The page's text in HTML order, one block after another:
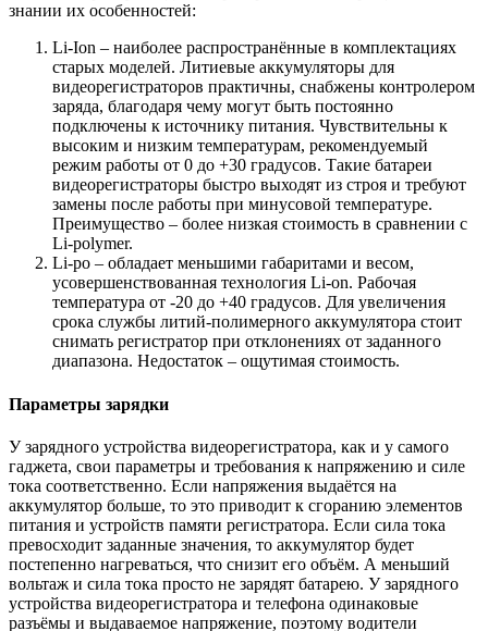
знании их особенностей:
Li-Ion – наиболее распространённые в комплектациях
старых моделей. Литиевые аккумуляторы для
видеорегистраторов практичны, снабжены контролером
заряда, благодаря чему могут быть постоянно
подключены к источнику питания. Чувствительны к
высоким и низким температурам, рекомендуемый
режим работы от 0 до +30 градусов. Такие батареи
видеорегистраторы быстро выходят из строя и требуют
замены после работы при минусовой температуре.
Преимущество – более низкая стоимость в сравнении с
Li-polymer.
Li-po – обладает меньшими габаритами и весом,
усовершенствованная технология Li-on. Рабочая
температура от -20 до +40 градусов. Для увеличения
срока службы литий-полимерного аккумулятора стоит
снимать регистратор при отклонениях от заданного
диапазона. Недостаток – ощутимая стоимость.
Параметры зарядки
У зарядного устройства видеорегистратора, как и у самого
гаджета, свои параметры и требования к напряжению и силе
тока соответственно. Если напряжения выдаётся на
аккумулятор больше, то это приводит к сгоранию элементов
питания и устройств памяти регистратора. Если сила тока
превосходит заданные значения, то аккумулятор будет
постепенно нагреваться, что снизит его объём. А меньший
вольтаж и сила тока просто не зарядят батарею. У зарядного
устройства видеорегистратора и телефона одинаковые
разъёмы и выдаваемое напряжение, поэтому водители